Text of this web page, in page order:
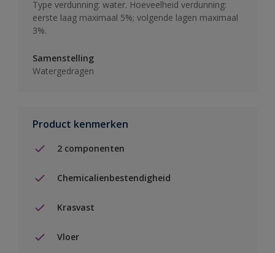
Type verdunning: water. Hoeveelheid verdunning:
eerste laag maximaal 5%; volgende lagen maximaal
3%.
Samenstelling
Watergedragen
Product kenmerken
2 componenten
Chemicalienbestendigheid
Krasvast
Vloer